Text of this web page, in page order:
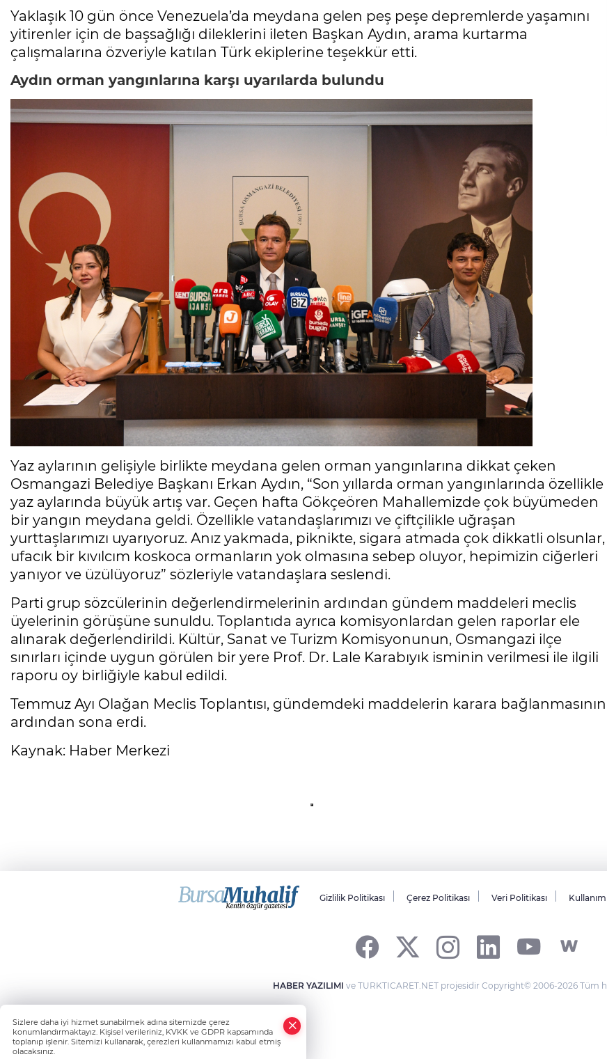
Yaklaşık 10 gün önce Venezuela’da meydana gelen peş peşe depremlerde yaşamını
yitirenler için de başsağlığı dileklerini ileten Başkan Aydın, arama kurtarma
çalışmalarına özveriyle katılan Türk ekiplerine teşekkür etti.
Aydın orman yangınlarına karşı uyarılarda bulundu
Yaz aylarının gelişiyle birlikte meydana gelen orman yangınlarına dikkat çeken
Osmangazi Belediye Başkanı Erkan Aydın, “Son yıllarda orman yangınlarında özellikle
yaz aylarında büyük artış var. Geçen hafta Gökçeören Mahallemizde çok büyümeden
bir yangın meydana geldi. Özellikle vatandaşlarımızı ve çiftçilikle uğraşan
yurttaşlarımızı uyarıyoruz. Anız yakmada, piknikte, sigara atmada çok dikkatli olsunlar,
ufacık bir kıvılcım koskoca ormanların yok olmasına sebep oluyor, hepimizin ciğerleri
yanıyor ve üzülüyoruz” sözleriyle vatandaşlara seslendi.
Parti grup sözcülerinin değerlendirmelerinin ardından gündem maddeleri meclis
üyelerinin görüşüne sunuldu. Toplantıda ayrıca komisyonlardan gelen raporlar ele
alınarak değerlendirildi. Kültür, Sanat ve Turizm Komisyonunun, Osmangazi ilçe
sınırları içinde uygun görülen bir yere Prof. Dr. Lale Karabıyık isminin verilmesi ile ilgili
raporu oy birliğiyle kabul edildi.
Temmuz Ayı Olağan Meclis Toplantısı, gündemdeki maddelerin karara bağlanmasının
ardından sona erdi.
Kaynak: Haber Merkezi
Gizlilik Politikası Çerez Politikası Veri Politikası
HABER YAZILIMI ve TURKTICARET.NET projesidir Copyright© 2006-2026 Tüm
Sizlere daha iyi hizmet sunabilmek adına sitemizde çerez
konumlandırmaktayız. Kişisel verileriniz, KVKK ve GDPR kapsamında
toplanıp işlenir. Sitemizi kullanarak, çerezleri kullanmamızı kabul etmiş
olacaksınız.